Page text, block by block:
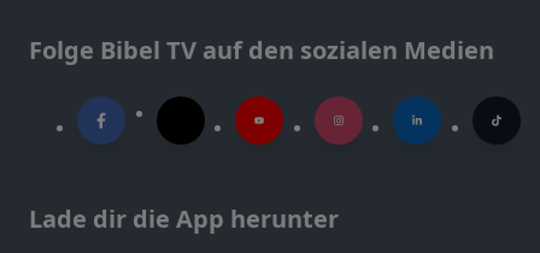
Folge Bibel TV auf den sozialen Medien
Lade dir die App herunter